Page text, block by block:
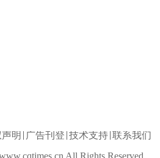
明 广告刊登 技术支持 联系我们
All Rights Reserved